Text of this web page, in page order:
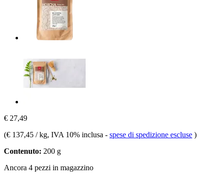
€ 27,49
(€ 137,45 / kg, IVA 10% inclusa - spese di spedizione escluse )
Contenuto: 200 g
Ancora 4 pezzi in magazzino